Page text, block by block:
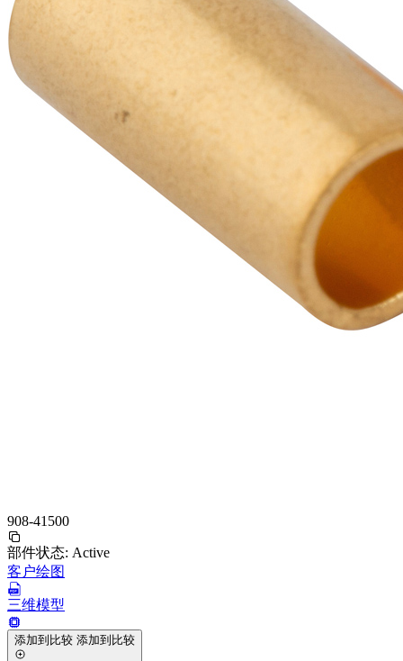
908-41500
部件状态: Active
客户绘图
三维模型
添加到比较 添加到比较